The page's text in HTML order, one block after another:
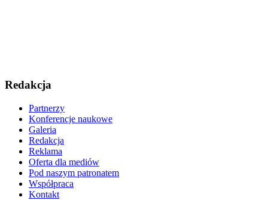
Redakcja
Partnerzy
Konferencje naukowe
Galeria
Redakcja
Reklama
Oferta dla mediów
Pod naszym patronatem
Współpraca
Kontakt